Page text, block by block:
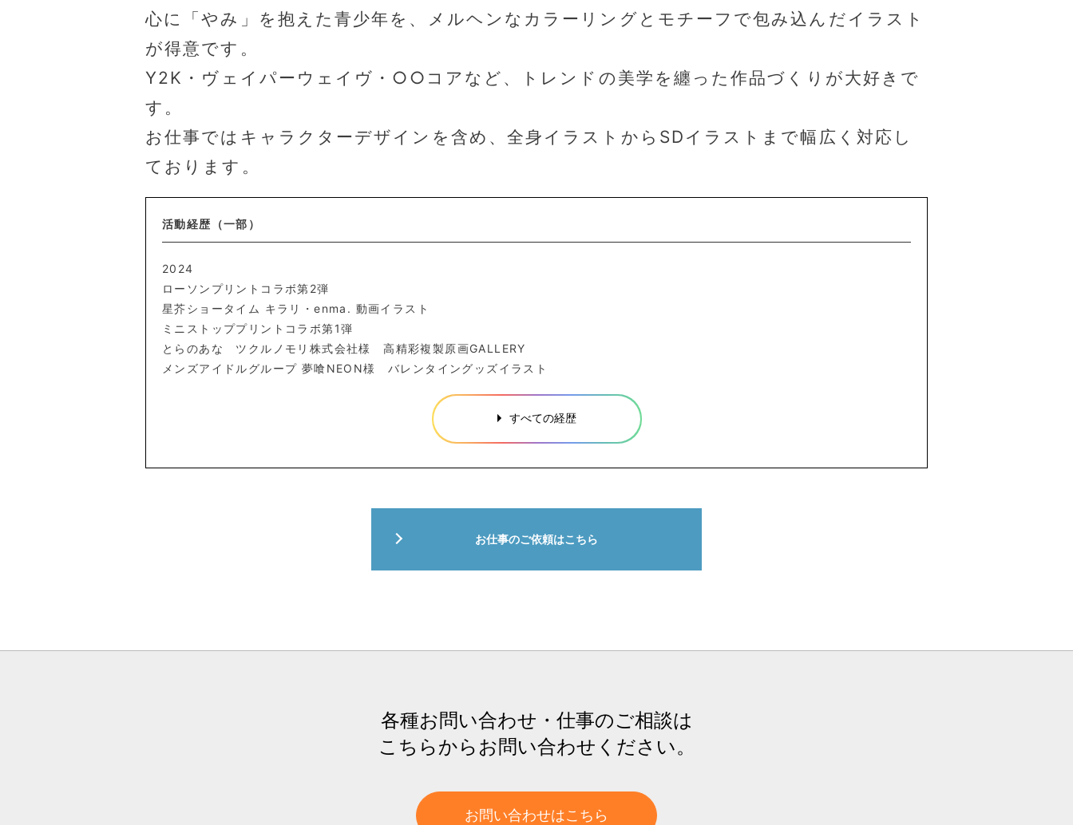
心に「やみ」を抱えた青少年を、メルヘンなカラーリングとモチーフで包み込んだイラスト
が得意です。
Y2K・ヴェイパーウェイヴ・○○コアなど、トレンドの美学を纏った作品づくりが大好きで
す。
お仕事ではキャラクターデザインを含め、全身イラストからSDイラストまで幅広く対応し
ております。
活動経歴（一部）
2024
ローソンプリントコラボ第2弾
星芥ショータイム キラリ・enma. 動画イラスト
ミニストッププリントコラボ第1弾
とらのあな ツクルノモリ株式会社様 高精彩複製原画GALLERY
メンズアイドルグループ 夢喰NEON様 バレンタイングッズイラスト
すべての経歴
お仕事のご依頼はこちら
各種お問い合わせ・仕事のご相談は
こちらからお問い合わせください。
お問い合わせはこちら